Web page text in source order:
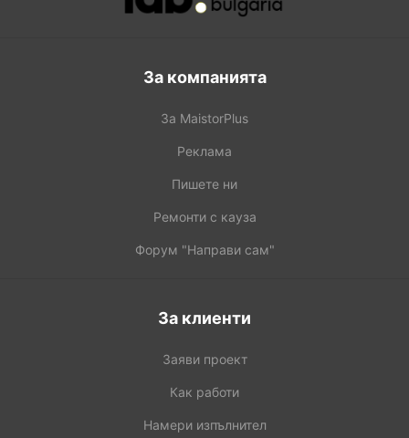
За компанията
За MaistorPlus
Реклама
Пишете ни
Ремонти с кауза
Форум "Направи сам"
За клиенти
Заяви проект
Как работи
Намери изпълнител